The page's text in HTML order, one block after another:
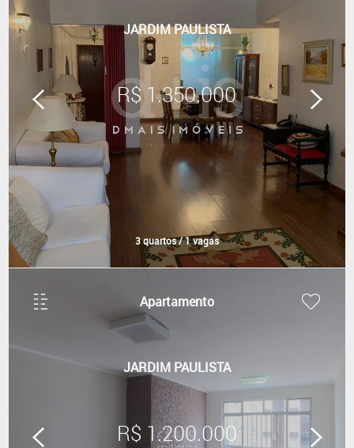
JARDIM PAULISTA
R$ 1.350.000
3 quartos / 1 vagas
Apartamento
JARDIM PAULISTA
R$ 1.200.000